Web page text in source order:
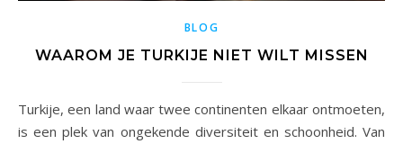
BLOG
WAAROM JE TURKIJE NIET WILT MISSEN
Turkije, een land waar twee continenten elkaar ontmoeten,
is een plek van ongekende diversiteit en schoonheid. Van